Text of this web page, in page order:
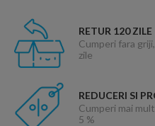
RETUR 120 ZILE
Cumperi fara
zile
REDUCERI SI
Cumperi mai
5 %